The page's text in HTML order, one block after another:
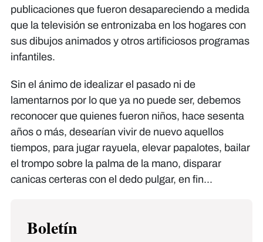
publicaciones que fueron desapareciendo a medida
que la televisión se entronizaba en los hogares con
sus dibujos animados y otros artificiosos programas
infantiles.
Sin el ánimo de idealizar el pasado ni de
lamentarnos por lo que ya no puede ser, debemos
reconocer que quienes fueron niños, hace sesenta
años o más, desearían vivir de nuevo aquellos
tiempos, para jugar rayuela, elevar papalotes, bailar
el trompo sobre la palma de la mano, disparar
canicas certeras con el dedo pulgar, en fin...
Boletín